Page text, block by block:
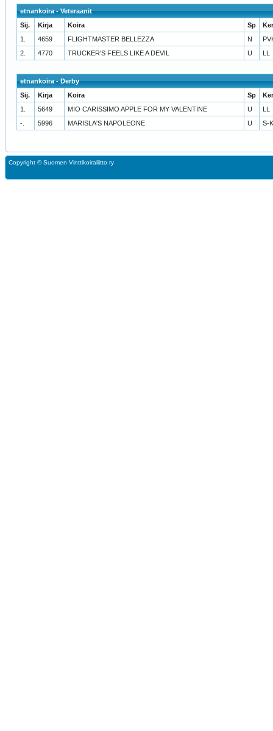
etnankoira - Veteraanit
Sij.
Kirja Koira Sp
1.
4659 FLIGHTMASTER BELLEZZA N
2.
4770 TRUCKER'S FEELS LIKE A DEVIL U LL
etnankoira - Derby
Sij.
Kirja Koira Sp
1.
5649 MIO CARISSIMO APPLE FOR MY VALENTINE U
LL
-.
5996 MARISLA'S NAPOLEONE U S-
Copyright ©Suomen Vinttikoiraliitto ry